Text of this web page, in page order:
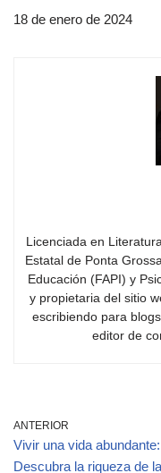
18 de enero de 2024
Licenciada en
Estatal de Ponta
Educación (FAPI) y
y propietaria del sitio
escribiendo para
editor de
ANTERIOR
Vivir una vida abundante:
Descubra la riqueza de